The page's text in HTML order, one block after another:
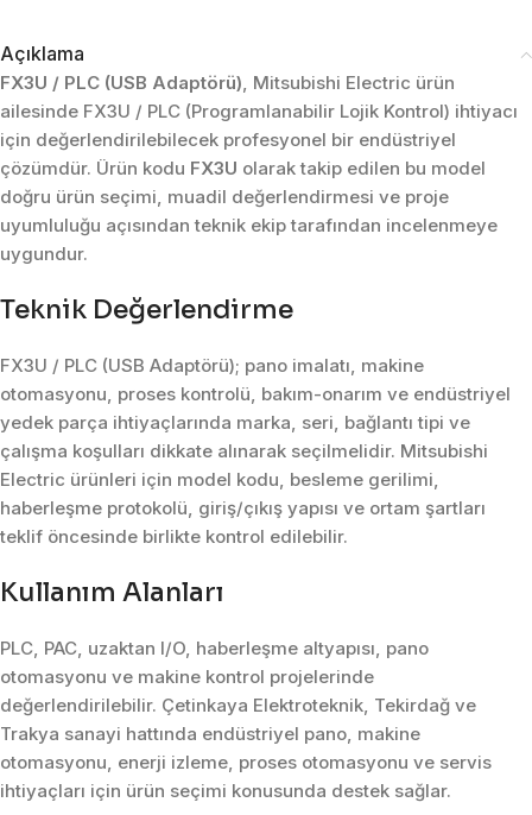
Açıklama
FX3U / PLC (USB Adaptörü), Mitsubishi Electric ürün
ailesinde FX3U / PLC (Programlanabilir Lojik Kontrol) ihtiyacı
için değerlendirilebilecek profesyonel bir endüstriyel
çözümdür. Ürün kodu FX3U olarak takip edilen bu model
doğru ürün seçimi, muadil değerlendirmesi ve proje
uyumluluğu açısından teknik ekip tarafından incelenmeye
uygundur.
Teknik Değerlendirme
FX3U / PLC (USB Adaptörü); pano imalatı, makine
otomasyonu, proses kontrolü, bakım-onarım ve endüstriyel
yedek parça ihtiyaçlarında marka, seri, bağlantı tipi ve
çalışma koşulları dikkate alınarak seçilmelidir. Mitsubishi
Electric ürünleri için model kodu, besleme gerilimi,
haberleşme protokolü, giriş/çıkış yapısı ve ortam şartları
teklif öncesinde birlikte kontrol edilebilir.
Kullanım Alanları
PLC, PAC, uzaktan I/O, haberleşme altyapısı, pano
otomasyonu ve makine kontrol projelerinde
değerlendirilebilir. Çetinkaya Elektroteknik, Tekirdağ ve
Trakya sanayi hattında endüstriyel pano, makine
otomasyonu, enerji izleme, proses otomasyonu ve servis
ihtiyaçları için ürün seçimi konusunda destek sağlar.